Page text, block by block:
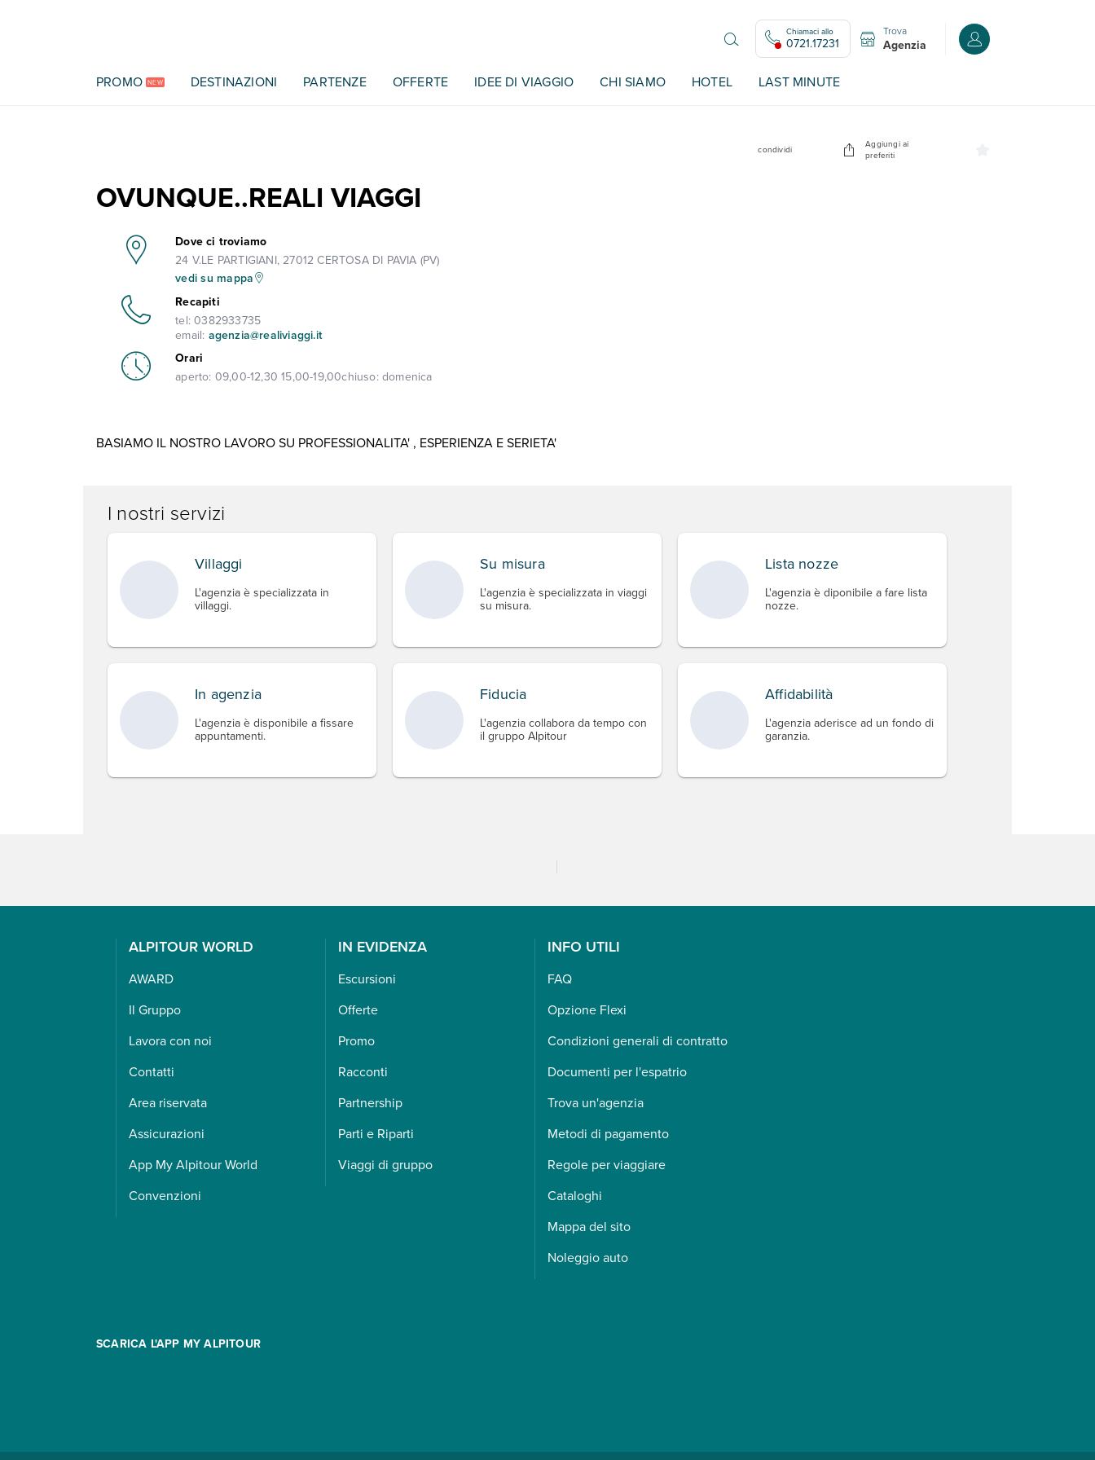
Chiamaci allo
0721.17231
Trova
Agenzia Accedi o registrati
PROMO NEW DESTINAZIONI PARTENZE OFFERTE IDEE DI VIAGGIO CHI SIAMO HOTEL LAST MINUTE
condividi
Aggiungi ai
preferiti
OVUNQUE..REALI VIAGGI
Dove ci troviamo
24 V.LE PARTIGIANI, 27012 CERTOSA DI PAVIA (PV)
vedi su mappa
Recapiti
tel:0382933735
email: agenzia@realiviaggi.it
Orari
aperto: 09,00-12,30 15,00-19,00chiuso:domenica
BASIAMO IL NOSTRO LAVORO SU PROFESSIONALITA' , ESPERIENZA E SERIETA'
I nostri servizi
Villaggi
L'agenzia è specializzata in
villaggi.
Su misura
L'agenzia è specializzata in viaggi
su misura.
Lista nozze
L'agenzia è diponibile a fare lista
nozze.
In agenzia
L'agenzia è disponibile a fissare
appuntamenti.
Fiducia
L'agenzia collabora da tempo con
il gruppo Alpitour
Affidabilità
L'agenzia aderisce ad un fondo di
garanzia.
ALPITOUR WORLD
AWARD
Il Gruppo
Lavora con noi
Contatti
Area riservata
Assicurazioni
App My Alpitour World
Convenzioni
IN EVIDENZA
Escursioni
Offerte
Promo
Racconti
Partnership
Parti e Riparti
Viaggi di gruppo
INFO UTILI
FAQ
Opzione Flexi
Condizioni generali di contratto
Documenti per l'espatrio
Trova un'agenzia
Metodi di pagamento
Regole per viaggiare
Cataloghi
Mappa del sito
Noleggio auto
SCARICA L'APP MY ALPITOUR